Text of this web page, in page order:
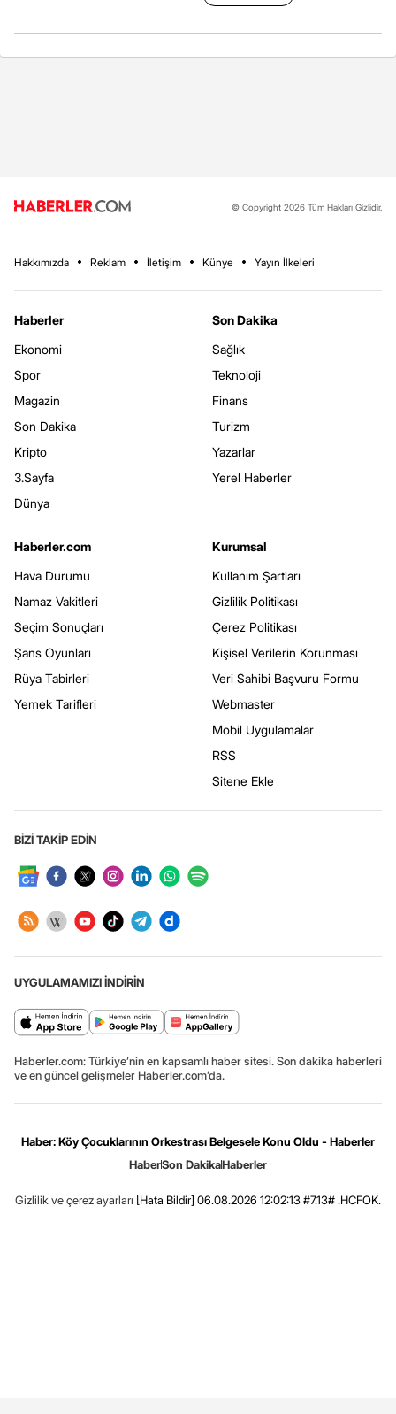
© Copyright 2026 Tüm Hakları Gizlidir.
Hakkımızda Reklam İletişim Künye Yayın İlkeleri
Haberler
Ekonomi
Spor
Magazin
Son Dakika
Kripto
3.Sayfa
Dünya
Son Dakika
Sağlık
Teknoloji
Finans
Turizm
Yazarlar
Yerel Haberler
Haberler.com
Hava Durumu
Namaz Vakitleri
Seçim Sonuçları
Şans Oyunları
Rüya Tabirleri
Yemek Tarifleri
Kurumsal
Kullanım Şartları
Gizlilik Politikası
Çerez Politikası
Kişisel Verilerin Korunması
Veri Sahibi Başvuru Formu
Webmaster
Mobil Uygulamalar
RSS
Sitene Ekle
BİZİ TAKİP EDİN
UYGULAMAMIZI İNDİRİN
Haberler.com: Türkiye’nin en kapsamlı haber sitesi. Son dakika haberleri
ve en güncel gelişmeler Haberler.com’da.
Haber: Köy Çocuklarının Orkestrası Belgesele Konu Oldu - Haberler
HaberSon DakikaHaberler
Gizlilik ve çerez ayarları [Hata Bildir] 06.08.2026 12:02:13 #7.13# .HCFOK.